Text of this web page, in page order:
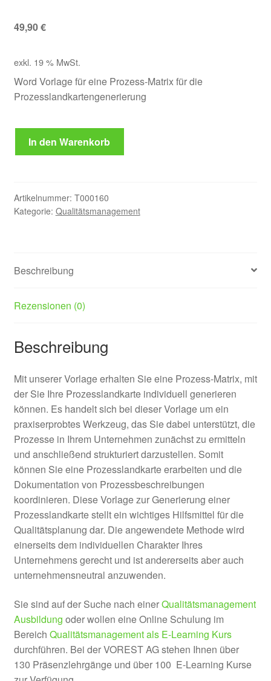
49,90€
exkl. 19 % MwSt.
Word Vorlage für eine Prozess-Matrix für die
Prozesslandkartengenerierung
Matrix
Menge
In den Warenkorb
Artikelnummer: T000160
Kategorie: Qualitätsmanagement
Beschreibung
Rezensionen (0)
Beschreibung
Mit unserer Vorlage erhalten Sie eine Prozess-Matrix, mit
der Sie Ihre Prozesslandkarte individuell generieren
können. Es handelt sich bei dieser Vorlage um ein
praxiserprobtes Werkzeug, das Sie dabei unterstützt, die
Prozesse in Ihrem Unternehmen zunächst zu ermitteln
und anschließend strukturiert darzustellen. Somit
können Sie eine Prozesslandkarte erarbeiten und die
Dokumentation von Prozessbeschreibungen
koordinieren. Diese Vorlage zur Generierung einer
Prozesslandkarte stellt ein wichtiges Hilfsmittel für die
Qualitätsplanung dar. Die angewendete Methode wird
einerseits dem individuellen Charakter Ihres
Unternehmens gerecht und ist andererseits aber auch
unternehmensneutral anzuwenden.
Sie sind auf der Suche nach einerQualitätsmanagement
Ausbildung oder wollen eine Online Schulung im
Bereich Qualitätsmanagement als E-Learning Kurs
durchführen. Bei der VOREST AG stehen Ihnen über
130 Präsenzlehrgänge und über 100 E-Learning Kurse